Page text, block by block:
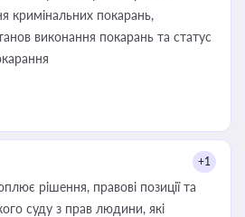
кримінальних покарань,
виконання покарань та статус
+1
рішення, правові позиції та
суду з прав людини, які